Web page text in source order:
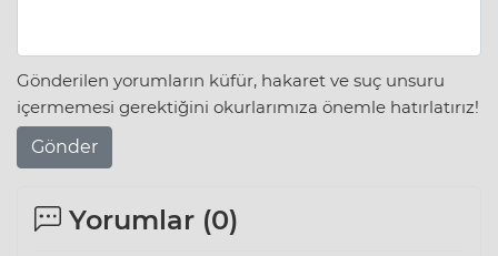
Gönderilen yorumların küfür, hakaret ve suç unsuru
içermemesi gerektiğini okurlarımıza önemle hatırlatırız!
Gönder
Yorumlar (0)